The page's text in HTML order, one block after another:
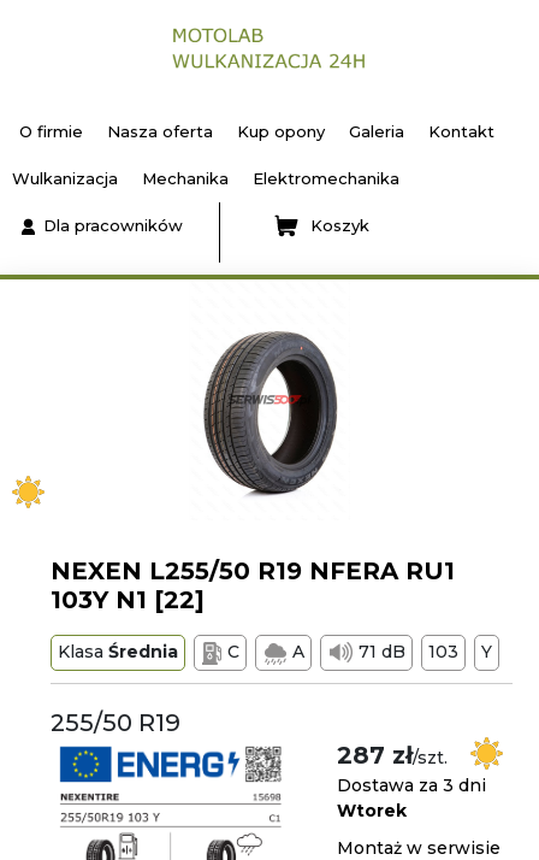
O firmie Nasza oferta Kup opony Galeria Kontakt
Wulkanizacja Mechanika Elektromechanika
Dla pracowników Koszyk
NEXEN L255/50 R19 NFERA RU1
103Y N1 [22]
KlasaŚrednia C A 71 dB 103 Y
255/50 R19
287 zł/szt.
Dostawa za 3 dni
Wtorek
Montaż w serwisie